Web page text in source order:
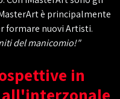
è principalmente
formare nuovi Artisti.
del manicomio!"
in